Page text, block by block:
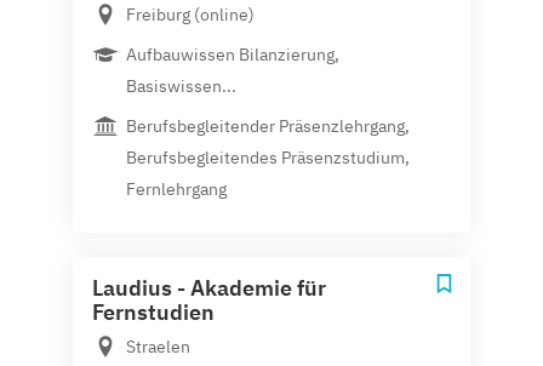
Freiburg (online)
Aufbauwissen Bilanzierung,
Basiswissen...
Berufsbegleitender Präsenzlehrgang,
Berufsbegleitendes Präsenzstudium,
Fernlehrgang
Laudius - Akademie für
Fernstudien
Straelen